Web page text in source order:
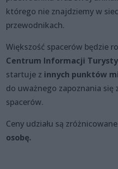
którego nie znajdziemy w
przewodnikach.
Większość spacerów będzie
Centrum Informacji
startuje z innych punktów
do uważnego zapoznania się
spacerów.
Ceny udziału są
osobę.